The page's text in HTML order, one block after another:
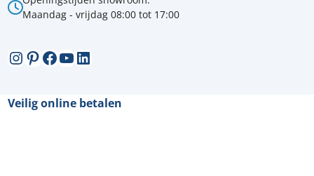
Maandag - vrijdag 08:00 tot 17:00
Instagram
Pinterest
Facebook
YouTube
LinkedIn
Veilig online betalen